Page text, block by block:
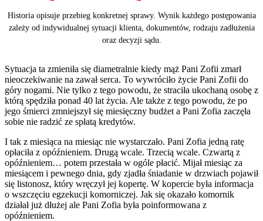
Historia opisuje przebieg konkretnej sprawy. Wynik każdego postępowania
zależy od indywidualnej sytuacji klienta, dokumentów, rodzaju zadłużenia
oraz decyzji sądu.
Sytuacja ta zmieniła się diametralnie kiedy mąż Pani Zofii zmarł
nieoczekiwanie na zawał serca. To wywróciło życie Pani Zofii do
góry nogami. Nie tylko z tego powodu, że straciła ukochaną osobę z
którą spędziła ponad 40 lat życia. Ale także z tego powodu, że po
jego śmierci zmniejszył się miesięczny budżet a Pani Zofia zaczęła
sobie nie radzić ze spłatą kredytów.
I tak z miesiąca na miesiąc nie wystarczało. Pani Zofia jedną ratę
opłaciła z opóźnieniem. Drugą wcale. Trzecią wcale. Czwartą z
opóźnieniem… potem przestała w ogóle płacić. Mijał miesiąc za
miesiącem i pewnego dnia, gdy zjadła śniadanie w drzwiach pojawił
się listonosz, który wręczył jej kopertę. W kopercie była informacja
o wszczęciu egzekucji komorniczej. Jak się okazało komornik
działał już dłużej ale Pani Zofia była poinformowana z
opóźnieniem.